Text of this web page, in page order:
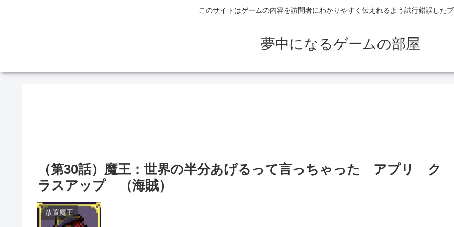
このサイトはゲームの内容を訪問者にわかりやすく伝えれるよう試行錯誤した
夢中になるゲームの部屋
（第30話）魔王：世界の半分あげるって言っちゃった アプリ ク
ラスアップ （海賊）
放置魔王